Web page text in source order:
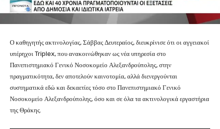
Ο καθηγητής ακτινολογίας, Σάββας Δευτεραίος, διευκρίνισε ότι οι αγγειακοί
υπέρηχοι Triplex, που ανακοινώθηκαν ως νέα υπηρεσία στο
Πανεπιστημιακό Γενικό Νοσοκομείο Αλεξανδρούπολης, στην
πραγματικότητα, δεν αποτελούν καινοτομία, αλλά διενεργούνται
συστηματικά εδώ και δεκαετίες τόσο στο Πανεπιστημιακό Γενικό
Νοσοκομείο Αλεξανδρούπολης, όσο και σε όλα τα ακτινολογικά εργαστήρια
της Θράκης.